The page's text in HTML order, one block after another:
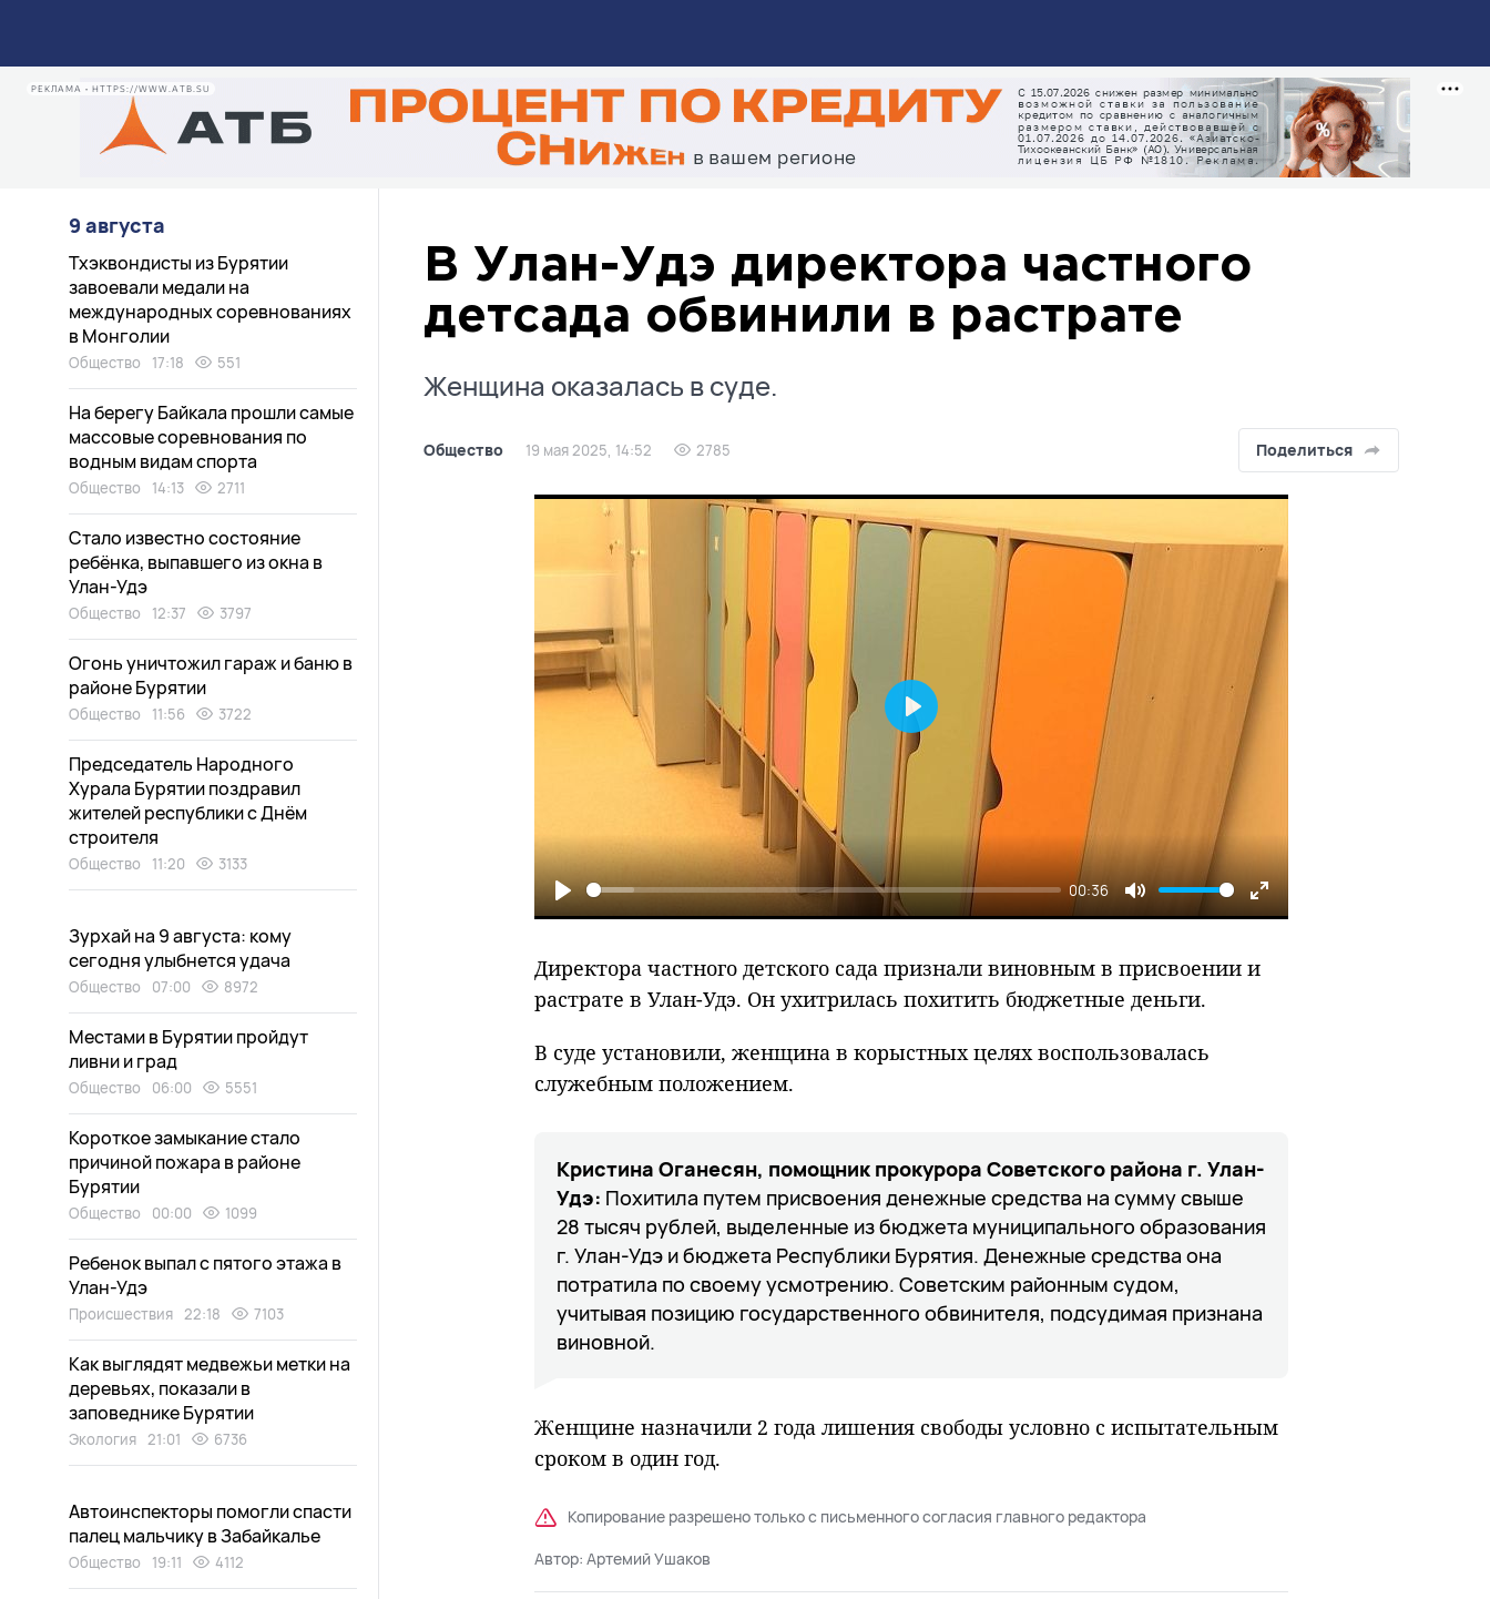
РЕКЛАМА • HTTPS://WWW.ATB.SU
В Улан-Удэ директора частного
детсада обвинили в растрате
Женщина оказалась в суде.
Общество 19 мая 2025, 14:52 2785 Поделиться
Play
00:36
Mute
Enter
Play
Директора частного детского сада признали виновным в присвоении и
растрате в Улан-Удэ. Он ухитрилась похитить бюджетные деньги.
В суде установили, женщина в корыстных целях воспользовалась
служебным положением.
Кристина Оганесян, помощник прокурора Советского района г. Улан-
Удэ: Похитила путем присвоения денежные средства на сумму свыше
28 тысяч рублей, выделенные из бюджета муниципального образования
г. Улан-Удэ и бюджета Республики Бурятия. Денежные средства она
потратила по своему усмотрению. Советским районным судом,
учитывая позицию государственного обвинителя, подсудимая признана
виновной.
Женщине назначили 2 года лишения свободы условно с испытательным
сроком в один год.
Копирование разрешено только с письменного согласия главного редактора
Автор: Артемий Ушаков
9 августа
Тхэквондисты из Бурятии
завоевали медали на
международных соревнованиях
в Монголии
Общество 17:18 551
На берегу Байкала прошли самые
массовые соревнования по
водным видам спорта
Общество 14:13 2711
Стало известно состояние
ребёнка, выпавшего из окна в
Улан-Удэ
Общество 12:37 3797
Огонь уничтожил гараж и баню в
районе Бурятии
Общество 11:56 3722
Председатель Народного
Хурала Бурятии поздравил
жителей республики с Днём
строителя
Общество 11:20 3133
Зурхай на 9 августа: кому
сегодня улыбнется удача
Общество 07:00 8972
Местами в Бурятии пройдут
ливни и град
Общество 06:00 5551
Короткое замыкание стало
причиной пожара в районе
Бурятии
Общество 00:00 1099
Ребенок выпал с пятого этажа в
Улан-Удэ
Происшествия 22:18 7103
Как выглядят медвежьи метки на
деревьях, показали в
заповеднике Бурятии
Экология 21:01 6736
Автоинспекторы помогли спасти
палец мальчику в Забайкалье
Общество 19:11 4112